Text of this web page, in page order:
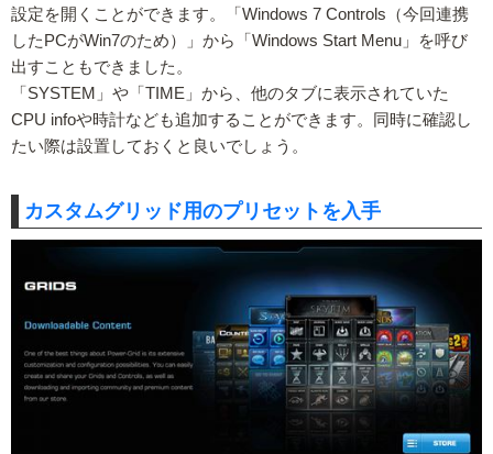
設定を開くことができます。「Windows 7 Controls（今回連携
したPCがWin7のため）」から「Windows Start Menu」を呼び
出すこともできました。
「SYSTEM」や「TIME」から、他のタブに表示されていた
CPU infoや時計なども追加することができます。同時に確認し
たい際は設置しておくと良いでしょう。
カスタムグリッド用のプリセットを入手